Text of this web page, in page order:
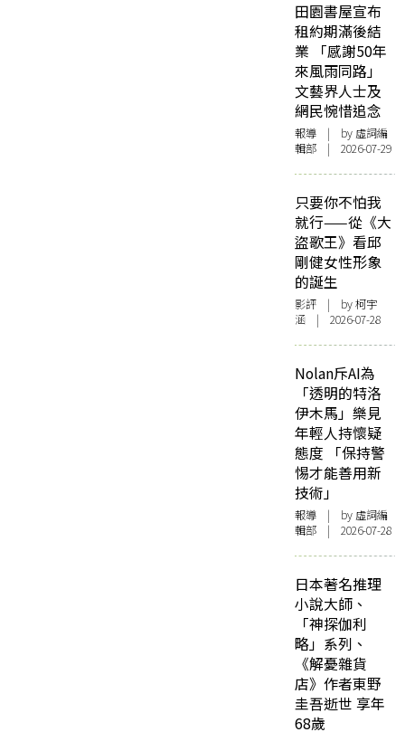
田園書屋宣布
租約期滿後結
業 「感謝50年
來風雨同路」
文藝界人士及
網民惋惜追念
報導 | by 虛詞編
輯部 | 2026-07-29
只要你不怕我
就行——從《大
盜歌王》看邱
剛健女性形象
的誕生
影評 | by 柯宇
涵 | 2026-07-28
Nolan斥AI為
「透明的特洛
伊木馬」樂見
年輕人持懷疑
態度 「保持警
惕才能善用新
技術」
報導 | by 虛詞編
輯部 | 2026-07-28
日本著名推理
小說大師、
「神探伽利
略」系列、
《解憂雜貨
店》作者東野
圭吾逝世 享年
68歲